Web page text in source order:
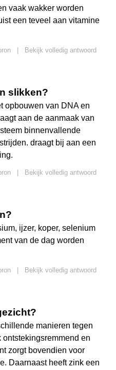
vaak wakker worden
een teveel aan vitamine
Bekijk volledig antwoord
slikken?
opbouwen van DNA en
aan de aanmaak van
binnenvallende
draagt bij aan een
Bekijk volledig antwoord
ijzer, koper, selenium
van de dag worden
Bekijk volledig antwoord
manieren tegen
en
zorgt bovendien voor
Daarnaast heeft zink een